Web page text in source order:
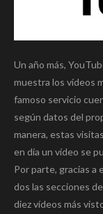
Un año más,
muestra los vídeos
famoso servicio
según datos del
manera, estas
en día un vídeo se
Por parte, gracias a
dos las secciones
diez vídeos más